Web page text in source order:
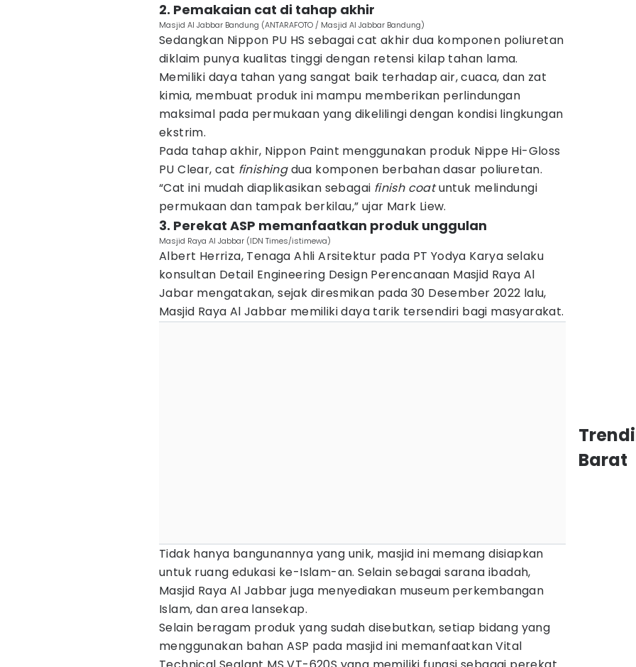
2. Pemakaian cat di tahap akhir
Masjid Al Jabbar Bandung (ANTARAFOTO / Masjid Al Jabbar Bandung)
Sedangkan Nippon PU HS sebagai cat akhir dua komponen poliuretan
diklaim punya kualitas tinggi dengan retensi kilap tahan lama.
Memiliki daya tahan yang sangat baik terhadap air, cuaca, dan zat
kimia, membuat produk ini mampu memberikan perlindungan
maksimal pada permukaan yang dikelilingi dengan kondisi lingkungan
ekstrim.
Pada tahap akhir, Nippon Paint menggunakan produk Nippe Hi-Gloss
PU Clear, cat finishingdua komponen berbahan dasar poliuretan.
“Cat ini mudah diaplikasikan sebagai finish coatuntuk melindungi
permukaan dan tampak berkilau,” ujar Mark Liew.
3. Perekat ASP memanfaatkan produk unggulan
Masjid Raya Al Jabbar (IDN Times/istimewa)
Albert Herriza, Tenaga Ahli Arsitektur pada PT Yodya Karya selaku
konsultan Detail Engineering Design Perencanaan Masjid Raya Al
Jabar mengatakan, sejak diresmikan pada 30 Desember 2022 lalu,
Masjid Raya Al Jabbar memiliki daya tarik tersendiri bagi masyarakat.
Tidak hanya bangunannya yang unik, masjid ini memang disiapkan
untuk ruang edukasi ke-Islam-an. Selain sebagai sarana ibadah,
Masjid Raya Al Jabbar juga menyediakan museum perkembangan
Islam, dan area lansekap.
Selain beragam produk yang sudah disebutkan, setiap bidang yang
menggunakan bahan ASP pada masjid ini memanfaatkan Vital
Barat